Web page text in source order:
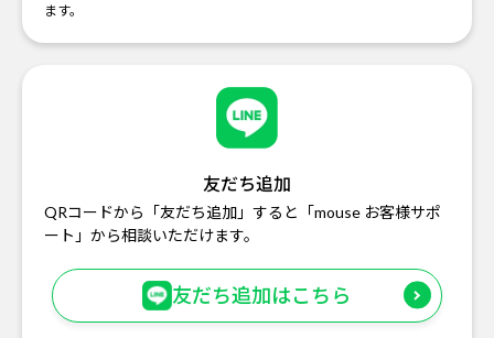
ます。
友だち追加
QRコードから「友だち追加」すると「mouse お客様サポ
ート」から相談いただけます。
友だち追加はこちら